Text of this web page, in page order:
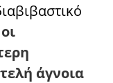
άγνοια